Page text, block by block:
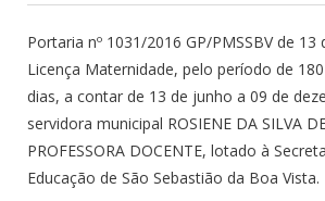
Portaria nº 1031/2016 GP/PMSSBV de
Licença Maternidade, pelo período de
dias, a contar de 13 de junho a 09 de
servidora municipal ROSIENE DA SILVA
PROFESSORA DOCENTE, lotado à
Educação de São Sebastião da Boa Vista.